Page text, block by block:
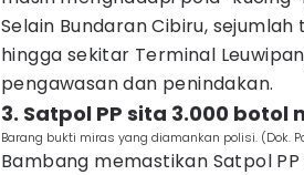
Selain Bundaran Cibiru,
hingga sekitar Terminal
pengawasan dan penindakan.
3. Satpol PP sita 3.000 botol
Barang bukti miras yang diamankan polisi. (Dok.
Bambang memastikan Satpol